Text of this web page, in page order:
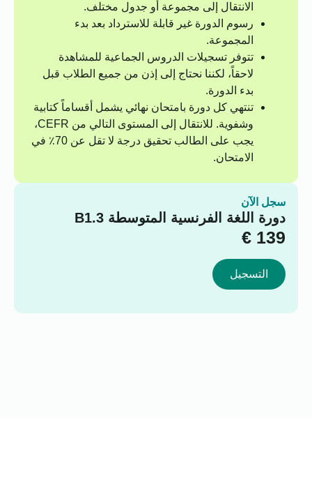
الانتقال إلى مجموعة أو جدول مختلف.
رسوم الدورة غير قابلة للاسترداد بعد بدء
المجموعة.
تتوفر تسجيلات الدروس الجماعية للمشاهدة
لاحقاً، لكننا نحتاج إلى إذن من جميع الطلاب قبل
بدء الدورة.
تنتهي كل دورة بامتحان نهائي يشمل أقساماً كتابية
وشفوية. للانتقال إلى المستوى التالي من CEFR،
يجب على الطالب تحقيق درجة لا تقل عن 70٪ في
الامتحان.
سجل الآن
دورة اللغة الفرنسية المتوسطة B1.3
€ 139
التسجيل